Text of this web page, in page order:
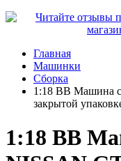
Главная
Машинки
Сборка
1:18 BB Машина
закрытой
1:18 BB